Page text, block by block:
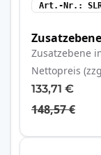
Art.-Nr.
Zusatzebene
Zusatzebene
Nettopreis
133,71 €
148,57 €